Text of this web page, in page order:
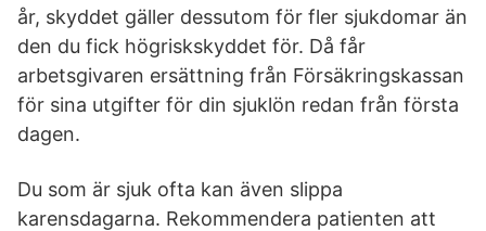
år, skyddet gäller dessutom för fler sjukdomar än
den du fick högriskskyddet för. Då får
arbetsgivaren ersättning från Försäkringskassan
för sina utgifter för din sjuklön redan från första
dagen.
Du som är sjuk ofta kan även slippa
karensdagarna. Rekommendera patienten att